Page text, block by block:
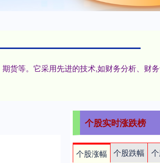
货等。它采用先进的技术,如财务分析、财
个股实时涨跌榜
个股涨幅 个股跌幅